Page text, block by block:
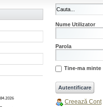
Nume Utilizator
Parola
Tine-ma minte
Creează Cont